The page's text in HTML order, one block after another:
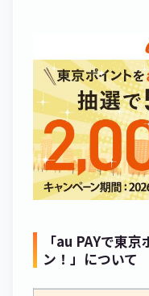
「au PAYで東
ン！」について